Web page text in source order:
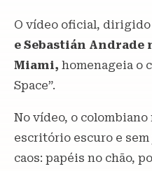
O vídeo oficial,
e Sebastián Andrade
Miami, homenageia o
Space”.
No vídeo, o colombiano
escritório escuro e
caos: papéis no chão,